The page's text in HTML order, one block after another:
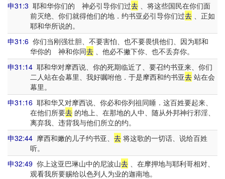
申31:3 耶和华你们的 神必引导你们过去 、将这些国民在你们面
前灭绝、你们就得他们的地．约书亚必引导你们过去、正如
耶和华所说的。
申31:6 你们当刚强壮胆、不要害怕、也不要畏惧他们、因为耶和
华你的 神和你同去、他必不撇下你、也不丢弃你。
申31:14 耶和华对摩西说、你的死期临近了、要召约书亚来、你们
二人站在会幕里、我好嘱咐他．于是摩西和约书亚去站在会
幕里。
申31:16 耶和华又对摩西说、你必和你列祖同睡．这百姓要起来、
在他们所要去的地上、在那地的人中、随从外邦神行邪淫、
离弃我、违背我与他们所立的约。
申32:44 摩西和嫩的儿子约书亚、 去 将这歌的一切话、说给百姓
听。
申32:49 你上这亚巴琳山中的尼波山去 、在摩押地与耶利哥相对、
观看我所要赐给以色列人为业的迦南地。